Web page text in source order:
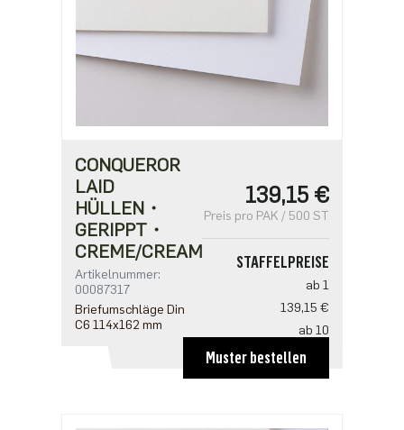
CONQUEROR
LAID
HÜLLEN・
GERIPPT・
CREME/CREAM
Artikelnummer:
00087317
Briefumschläge Din
C6 114x162 mm
139,15 €
Preis pro PAK / 500 ST
STAFFELPREISE
ab 1
139,15 €
ab 10
133,10 €
ab 20
Muster bestellen